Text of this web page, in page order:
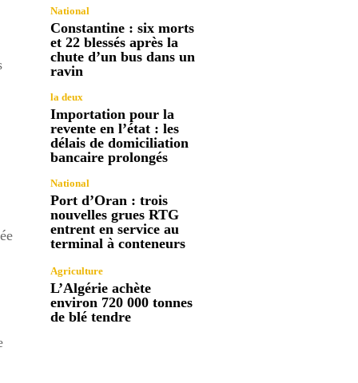
National
Constantine : six morts
et 22 blessés après la
chute d’un bus dans un
ravin
la deux
Importation pour la
revente en l’état : les
délais de domiciliation
bancaire prolongés
National
Port d’Oran : trois
nouvelles grues RTG
entrent en service au
terminal à conteneurs
Agriculture
L’Algérie achète
environ 720 000 tonnes
de blé tendre